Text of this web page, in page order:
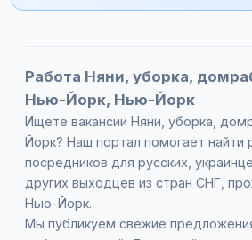
Работа Няни, уборка,
Нью-Йорк, Нью-Йорк
Ищете вакансии Няни, уборка,
Йорк? Наш портал помогает найти
посредников для русских,
других выходцев из стран СНГ,
Нью-Йорк.
Мы публикуем свежие